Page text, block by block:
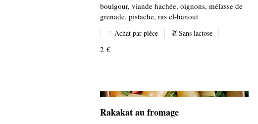
boulgour, viande hachée, oignons, mélasse de
grenade, pistache, ras el-hanout
2 €
Achat par pièce Sans lactose
Rakakat au fromage